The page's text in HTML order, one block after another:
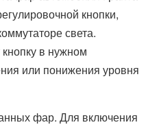
кнопки,
света.
кнопку в нужном
или понижения уровня
фар. Для включения